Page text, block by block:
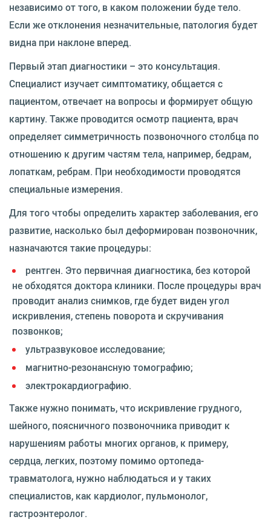
независимо от того, в каком положении буде тело.
Если же отклонения незначительные, патология будет
видна при наклоне вперед.
Первый этап диагностики – это консультация.
Специалист изучает симптоматику, общается с
пациентом, отвечает на вопросы и формирует общую
картину. Также проводится осмотр пациента, врач
определяет симметричность позвоночного столбца по
отношению к другим частям тела, например, бедрам,
лопаткам, ребрам. При необходимости проводятся
специальные измерения.
Для того чтобы определить характер заболевания, его
развитие, насколько был деформирован позвоночник,
назначаются такие процедуры:
рентген. Это первичная диагностика, без которой
не обходятся доктора клиники. После процедуры врач
проводит анализ снимков, где будет виден угол
искривления, степень поворота и скручивания
позвонков;
ультразвуковое исследование;
магнитно-резонансную томографию;
электрокардиографию.
Также нужно понимать, что искривление грудного,
шейного, поясничного позвоночника приводит к
нарушениям работы многих органов, к примеру,
сердца, легких, поэтому помимо ортопеда-
травматолога, нужно наблюдаться и у таких
специалистов, как кардиолог, пульмонолог,
гастроэнтеролог.